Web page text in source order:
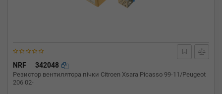
NRF 342048
Резистор вентилятора пічки Citroen Xsara Picasso 99-11/Peugeot
206 02-